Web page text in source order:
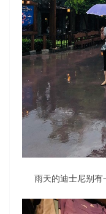
雨天的迪士尼别有